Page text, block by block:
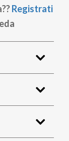
Registrati